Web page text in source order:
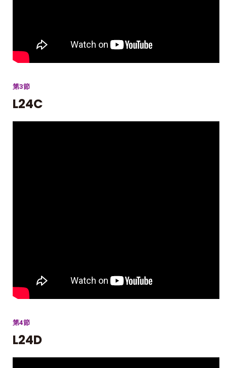
第3節
L24C
第4節
L24D